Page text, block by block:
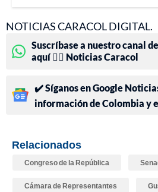
NOTICIAS CARACOL DIGITAL.
Suscríbase a nuestro canal
aquí 👉🏻 Noticias Caracol
✔️ Síganos en Google
información de Colombia y
Relacionados
Congreso de la República
Cámara de Representantes